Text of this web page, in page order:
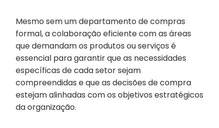
Mesmo sem um departamento de compras
formal, a colaboração eficiente com as áreas
que demandam os produtos ou serviços é
essencial para garantir que as necessidades
específicas de cada setor sejam
compreendidas e que as decisões de compra
estejam alinhadas com os objetivos estratégicos
da organização.